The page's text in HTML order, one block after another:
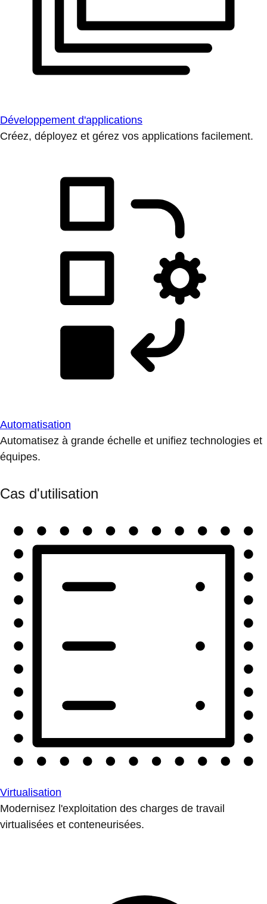
Développement d'applications
Créez, déployez et gérez vos applications facilement.
Automatisation
Automatisez à grande échelle et unifiez technologies et
équipes.
Cas d'utilisation
Virtualisation
Modernisez l'exploitation des charges de travail
virtualisées et conteneurisées.